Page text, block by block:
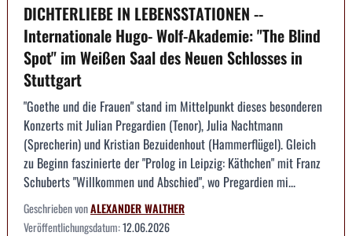
DICHTERLIEBE IN LEBENSSTATIONEN --
Internationale Hugo- Wolf-Akademie: "The Blind
Spot" im Weißen Saal des Neuen Schlosses in
Stuttgart
"Goethe und die Frauen" stand im Mittelpunkt dieses besonderen
Konzerts mit Julian Pregardien (Tenor), Julia Nachtmann
(Sprecherin) und Kristian Bezuidenhout (Hammerflügel). Gleich
zu Beginn faszinierte der "Prolog in Leipzig: Käthchen" mit Franz
Schuberts "Willkommen und Abschied", wo Pregardien mi...
Geschrieben vonALEXANDER WALTHER
Veröffentlichungsdatum:12.06.2026